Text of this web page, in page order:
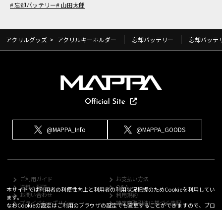
忘却バッテリー 山田太郎
アクリルグッズ > アクリルキーホルダー 忘却バッテリー 忘却バッテ
@MAPPA_Info @MAPPA_GOODS
ご利用ガイド
お支払い方法
送料・配送
Q&A
お問い合わせ
利用規約
プライバシーポリシー
特定商取引法に基づく表記
本サイトでは利用者の利便性向上と利用者の利用状況把握のためCookieを利用してい
ます。
なおCookieの設定はご利用のブラウザの設定でも変更することができますので、ブロ